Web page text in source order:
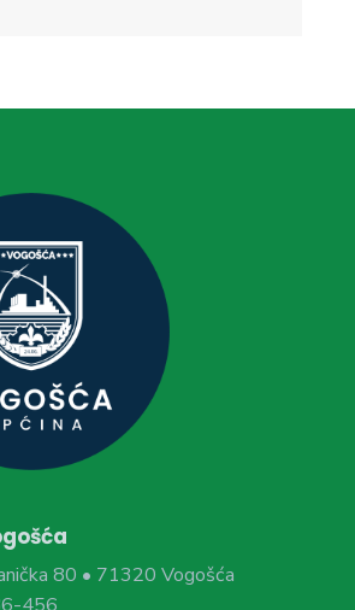
80 • 71320 Vogošća